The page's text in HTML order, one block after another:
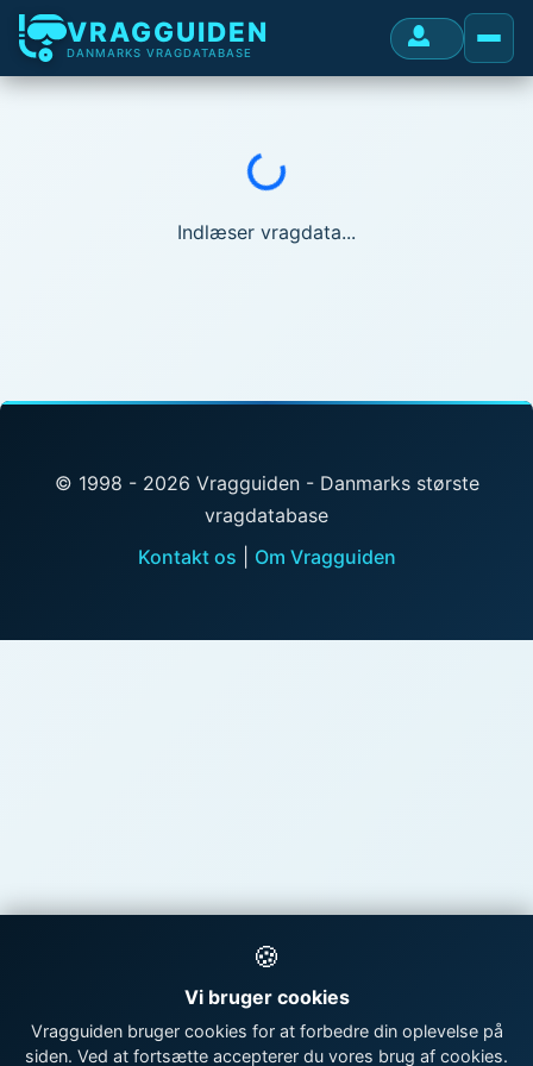
VRAGGUIDEN
DANMARKS VRAGDATABASE
Indlæser...
Indlæser vragdata...
© 1998 - 2026 Vragguiden - Danmarks største
vragdatabase
Kontakt os
Om Vragguiden
🍪
Vi bruger cookies
Vragguiden bruger cookies for at forbedre din oplevelse på
siden. Ved at fortsætte accepterer du vores brug af cookies.